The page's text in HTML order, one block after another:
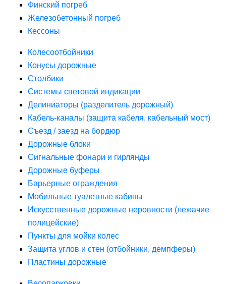
Финский погреб
Железобетонный погреб
Кессоны
Колесоотбойники
Конусы дорожные
Столбики
Системы световой индикации
Делиниаторы (разделитель дорожный)
Кабель-каналы (защита кабеля, кабельный мост)
Съезд / заезд на бордюр
Дорожные блоки
Сигнальные фонари и гирлянды
Дорожные буферы
Барьерные ограждения
Мобильные туалетные кабины
Искусственные дорожные неровности (лежачие
полицейские)
Пункты для мойки колес
Защита углов и стен (отбойники, демпферы)
Пластины дорожные